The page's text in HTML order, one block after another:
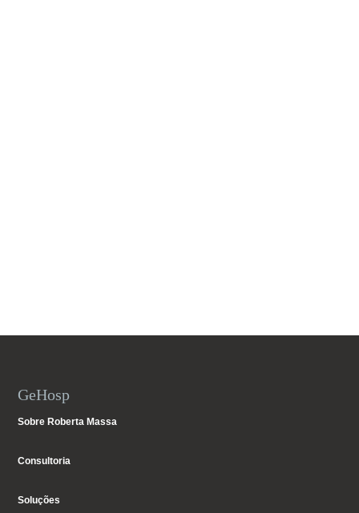
GeHosp
Sobre Roberta Massa
Consultoria
Soluções